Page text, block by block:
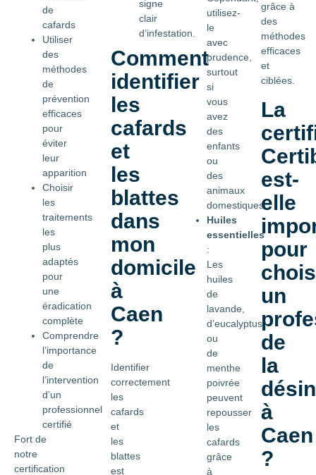
de
cafards
Utiliser
des
méthodes
de
prévention
efficaces
pour
éviter
leur
apparition
Choisir
les
traitements
les
plus
adaptés
pour
une
éradication
complète
Comprendre
l’importance
de
l’intervention
d’un
professionnel
certifié
Fort de
notre
certification
signe
clair
d’infestation.
Comment
identifier
les
cafards
et
les
blattes
dans
mon
domicile
à
Caen
?
Identifier
correctement
les
cafards
et
les
blattes
est
utilisez-
le
avec
prudence,
surtout
si
vous
avez
des
enfants
ou
des
animaux
domestiques.
Huiles
essentielles
:
Les
huiles
de
lavande,
d’eucalyptus
ou
de
menthe
poivrée
peuvent
repousser
les
cafards
grâce
à
grâce à
des
méthodes
efficaces
et
ciblées.
La
est-
elle
pour
un
de
la
à
Caen
?